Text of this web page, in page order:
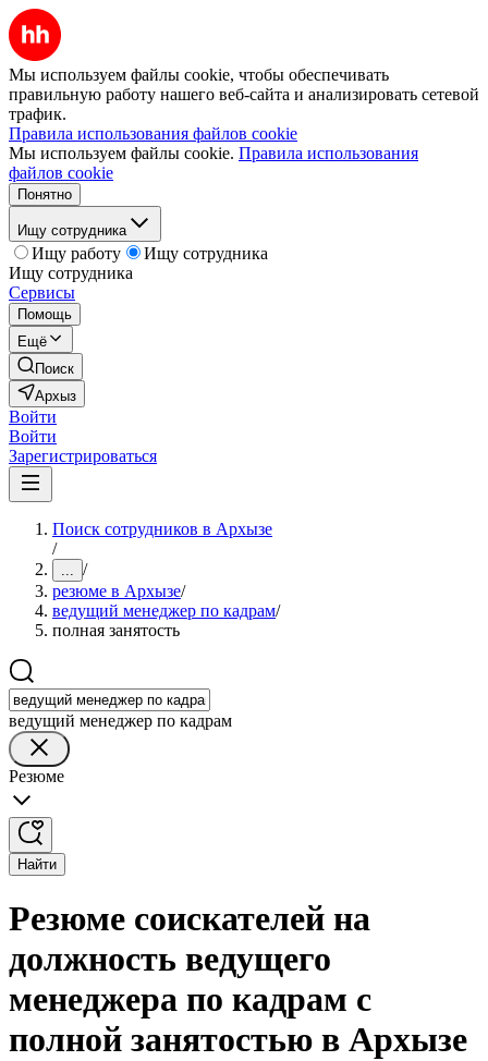
Мы используем файлы cookie, чтобы обеспечивать
правильную работу нашего веб-сайта и анализировать сетевой
трафик.
Правила использования файлов cookie
Мы используем файлы cookie. Правила использования
файлов cookie
Понятно
Ищу сотрудника
Ищу работу
Ищу сотрудника
Ищу сотрудника
Сервисы
Помощь
Ещё
Поиск
Архыз
Войти
Войти
Зарегистрироваться
Поиск сотрудников в Архызе
/
... /
резюме в Архызе/
ведущий менеджер по кадрам/
полная занятость
ведущий менеджер по кадрам
Резюме
Найти
Резюме соискателей на
должность ведущего
менеджера по кадрам с
полной занятостью в Архызе